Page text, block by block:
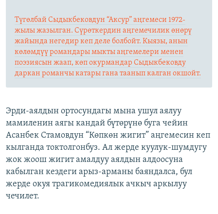
Түгөлбай Сыдыкбековдун “Аксур” аңгемеси 1972-
жылы жазылган. Сүрөткердин аңгемечилик өнөрү
жайында негедир кеп деле болбойт. Кыязы, анын
көлөмдүү романдары мыкты аңгемелери менен
поэзиясын жаап, көп окурмандар Сыдыкбековду
даркан романчы катары гана таанып калган окшойт.
Эрди-аялдын ортосундагы мына ушул аялуу
мамиленин аягы кандай бүтөрүнө буга чейин
Асанбек Стамовдун “Көпкөн жигит” аңгемесин кеп
кылганда токтолгонбуз. Ал жерде куулук-шумдугу
жок жоош жигит амалдуу аялдын алдоосуна
кабылган кездеги арыз-арманы баяндалса, бул
жерде окуя трагикомедиялык ачкыч аркылуу
чечилет.